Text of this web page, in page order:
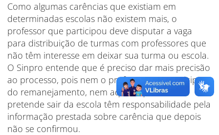
Como algumas carências que existiam em
determinadas escolas não existem mais, o
professor que participou deve disputar a vaga
para distribuição de turmas com professores que
não têm interesse em deixar sua turma ou escola.
O Sinpro entende que é preciso dar mais precisão
ao processo, pois nem o professor que participou
do remanejamento, nem aquele que não
pretende sair da escola têm responsabilidade pela
informação prestada sobre carência que depois
não se confirmou.